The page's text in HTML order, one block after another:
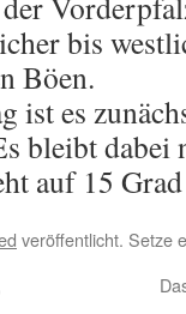
bis
Böen.
ist es
bleibt dabei
auf 15
veröffentlicht. Setze